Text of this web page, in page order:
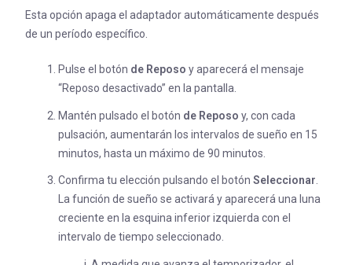
Esta opción apaga el adaptador automáticamente después
de un período específico.
Pulse el botón de Reposo y aparecerá el mensaje
“Reposo desactivado” en la pantalla.
Mantén pulsado el botón de Reposo y, con cada
pulsación, aumentarán los intervalos de sueño en 15
minutos, hasta un máximo de 90 minutos.
Confirma tu elección pulsando el botón Seleccionar
La función de sueño se activará y aparecerá una luna
creciente en la esquina inferior izquierda con el
intervalo de tiempo seleccionado.